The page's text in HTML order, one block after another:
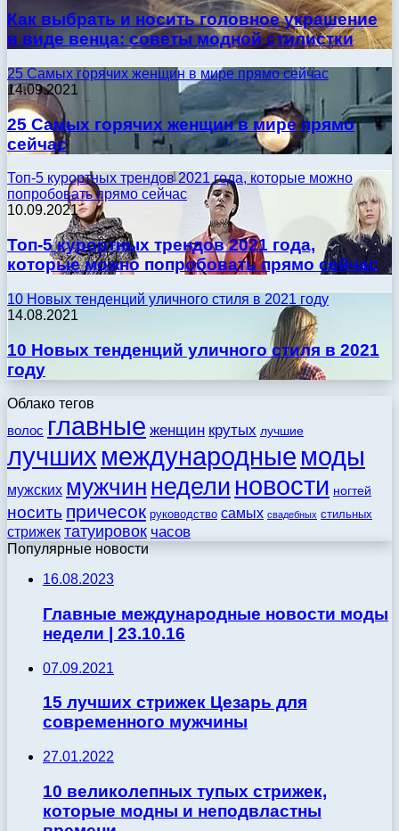
Как выбрать и носить головное украшение
в виде венца: советы модной стилистки
25 Самых горячих женщин в мире прямо сейчас
14.09.2021
25 Самых горячих женщин в мире прямо
сейчас
Топ-5 курортных трендов 2021 года, которые можно
попробовать прямо сейчас
10.09.2021
Топ-5 курортных трендов 2021 года,
которые можно попробовать прямо сейчас
10 Новых тенденций уличного стиля в 2021 году
14.08.2021
10 Новых тенденций уличного стиля в 2021
году
Облако тегов
волос главные женщин крутых лучшие
лучших международные моды
мужских мужчин недели новости ногтей
носить причесок руководство самых свадебных стильных
стрижек татуировок часов
Популярные новости
16.08.2023
Главные международные новости моды
недели | 23.10.16
07.09.2021
15 лучших стрижек Цезарь для
современного мужчины
27.01.2022
10 великолепных тупых стрижек,
которые модны и неподвластны